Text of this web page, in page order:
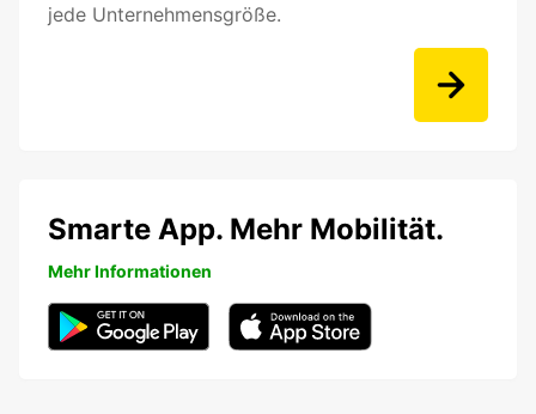
jede Unternehmensgröße.
Smarte App. Mehr Mobilität.
Mehr Informationen